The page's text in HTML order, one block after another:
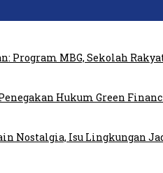
Program MBG, Sekolah
Hukum Green
Nostalgia, Isu Lingkungan